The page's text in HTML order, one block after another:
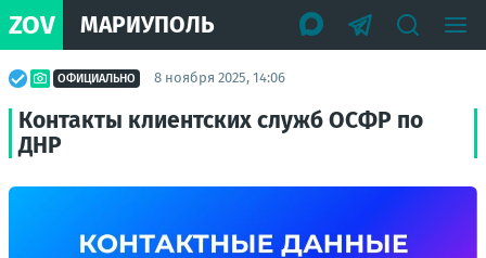
ZOV МАРИУПОЛЬ
ОФИЦИАЛЬНО 8 ноября 2025, 14:06
Контакты клиентских служб ОСФР по
ДНР